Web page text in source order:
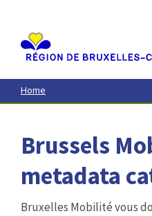
contenu
principal
Home
Brussels
metadata
Bruxelles Mobilité vous